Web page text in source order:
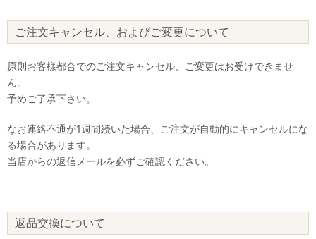
ご注文キャンセル、およびご変更について
原則お客様都合でのご注文キャンセル、ご変更はお受けできませ
ん。
予めご了承下さい。
なお連絡不通が1週間続いた場合、ご注文が自動的にキャンセルにな
る場合があります。
当店からの返信メールを必ずご確認ください。
返品交換について